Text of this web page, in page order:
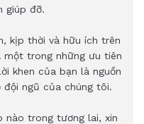
giúp đỡ.
kịp thời và hữu ích trên
trong những ưu tiên
khen của bạn là nguồn
ngũ của chúng tôi.
nào trong tương lai, xin